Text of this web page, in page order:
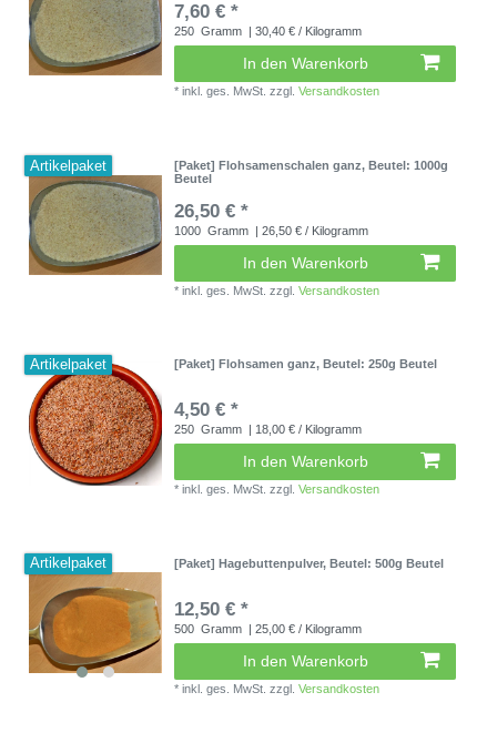
7,60 € *
250 Gramm | 30,40 € / Kilogramm
In den Warenkorb
*inkl. ges. MwSt. zzgl.Versandkosten
Artikelpaket [Paket] Flohsamenschalen ganz, Beutel: 1000g
Beutel
26,50 € *
1000 Gramm | 26,50 € / Kilogramm
In den Warenkorb
*inkl. ges. MwSt. zzgl.Versandkosten
Artikelpaket [Paket] Flohsamen ganz, Beutel: 250g Beutel
4,50 € *
250 Gramm | 18,00 € / Kilogramm
In den Warenkorb
*inkl. ges. MwSt. zzgl.Versandkosten
Artikelpaket [Paket] Hagebuttenpulver, Beutel: 500g Beutel
12,50 € *
500 Gramm | 25,00 € / Kilogramm
In den Warenkorb
*inkl. ges. MwSt. zzgl.Versandkosten